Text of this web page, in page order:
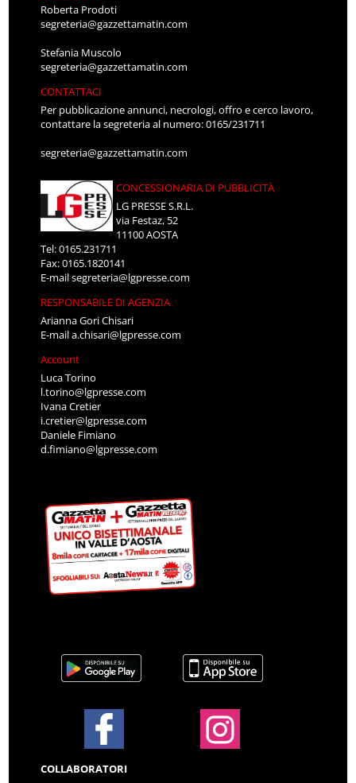
Roberta Prodoti
segreteria@gazzettamatin.com
Stefania Muscolo
segreteria@gazzettamatin.com
CONTATTACI
Per pubblicazione annunci, necrologi, offro e cerco lavoro,
contattare la segreteria al numero: 0165/231711
segreteria@gazzettamatin.com
CONCESSIONARIA DI PUBBLICITÀ
LG PRESSE S.R.L.
via Festaz, 52
11100 AOSTA
Tel: 0165.231711
Fax: 0165.1820141
E-mailsegreteria@lgpresse.com
RESPONSABILE DI AGENZIA
Arianna Gori Chisari
E-maila.chisari@lgpresse.com
Account
Luca Torino
l.torino@lgpresse.com
Ivana Cretier
i.cretier@lgpresse.com
Daniele Fimiano
d.fimiano@lgpresse.com
COLLABORATORI